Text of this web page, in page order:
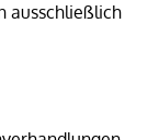
ausschließlich